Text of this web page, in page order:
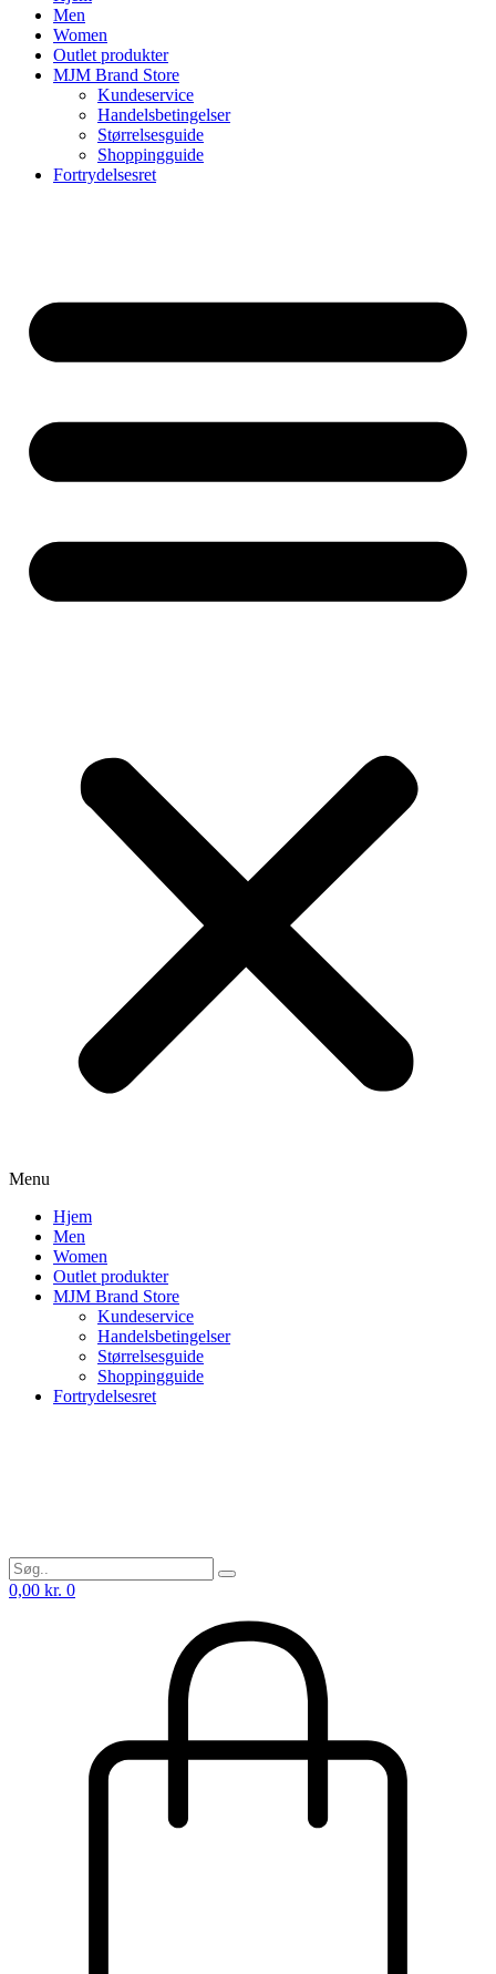
Men
Women
Outlet produkter
MJM Brand Store
Kundeservice
Handelsbetingelser
Størrelsesguide
Shoppingguide
Fortrydelsesret
Menu
Hjem
Men
Women
Outlet produkter
MJM Brand Store
Kundeservice
Handelsbetingelser
Størrelsesguide
Shoppingguide
Fortrydelsesret
0,00 kr. 0